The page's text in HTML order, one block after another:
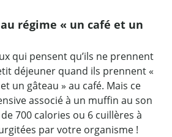
régime « un café et un
qui pensent qu’ils ne prennent
déjeuner quand ils prennent «
un gâteau » au café. Mais ce
associé à un muffin au son
700 calories ou 6 cuillères à
par votre organisme !